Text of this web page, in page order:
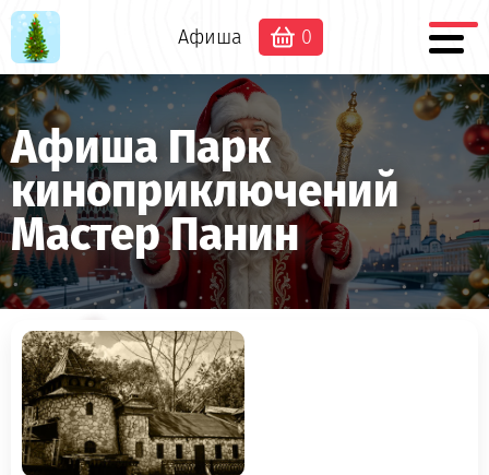
Афиша 0
Афиша Парк
киноприключений
Мастер Панин